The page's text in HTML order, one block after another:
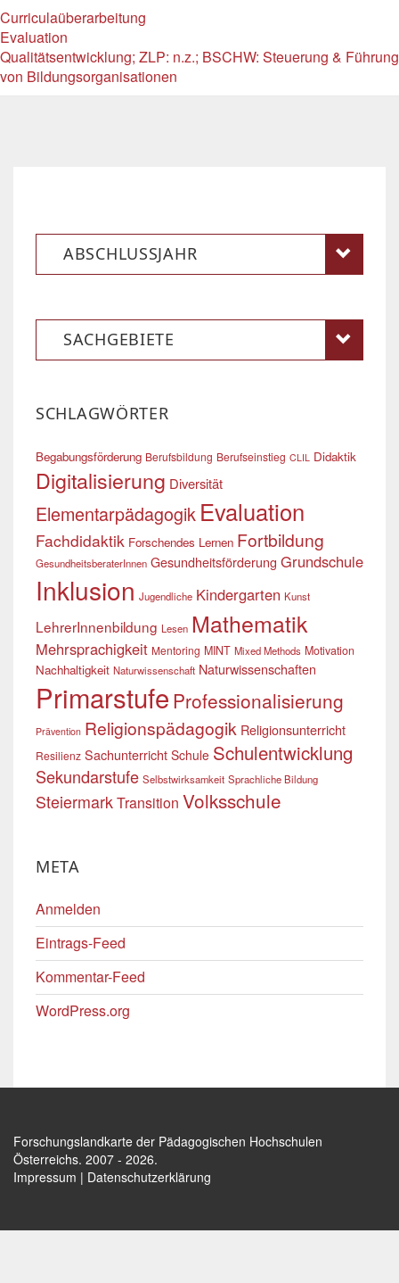
Curriculaüberarbeitung
Evaluation
Qualitätsentwicklung; ZLP: n.z.; BSCHW: Steuerung & Führung
von Bildungsorganisationen
ABSCHLUSSJAHR
SACHGEBIETE
SCHLAGWÖRTER
Begabungsförderung Berufsbildung Berufseinstieg CLIL Didaktik
Digitalisierung Diversität
Elementarpädagogik Evaluation
Fachdidaktik Forschendes Lernen Fortbildung
GesundheitsberaterInnen Gesundheitsförderung Grundschule
Inklusion Jugendliche Kindergarten Kunst
LehrerInnenbildung Lesen Mathematik
Mehrsprachigkeit Mentoring MINT Mixed Methods Motivation
Nachhaltigkeit Naturwissenschaft Naturwissenschaften
Primarstufe Professionalisierung
Prävention Religionspädagogik Religionsunterricht
Resilienz Sachunterricht Schule Schulentwicklung
Sekundarstufe Selbstwirksamkeit Sprachliche Bildung
SteiermarkTransition Volksschule
META
Anmelden
Eintrags-Feed
Kommentar-Feed
WordPress.org
Forschungslandkarte der Pädagogischen Hochschulen
Österreichs. 2007 - 2026.
Impressum | Datenschutzerklärung